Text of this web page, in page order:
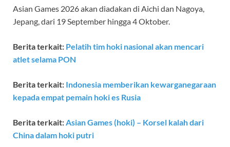
Asian Games 2026 akan diadakan di Aichi dan Nagoya,
Jepang, dari 19 September hingga 4 Oktober.
Berita terkait: Pelatih tim hoki nasional akan mencari
atlet selama PON
Berita terkait: Indonesia memberikan kewarganegaraan
kepada empat pemain hoki es Rusia
Berita terkait: Asian Games (hoki) – Korsel kalah dari
China dalam hoki putri